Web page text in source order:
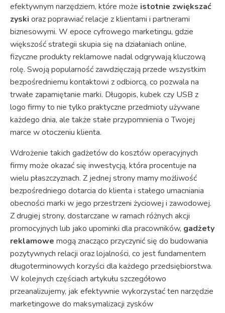
efektywnym narzędziem, które może istotnie zwiększać
zyski oraz poprawiać relacje z klientami i partnerami
biznesowymi. W epoce cyfrowego marketingu, gdzie
większość strategii skupia się na działaniach online,
fizyczne produkty reklamowe nadal odgrywają kluczową
rolę. Swoją popularność zawdzięczają przede wszystkim
bezpośredniemu kontaktowi z odbiorcą, co pozwala na
trwałe zapamiętanie marki. Długopis, kubek czy USB z
logo firmy to nie tylko praktyczne przedmioty używane
każdego dnia, ale także stałe przypomnienia o Twojej
marce w otoczeniu klienta.
Wdrożenie takich gadżetów do kosztów operacyjnych
firmy może okazać się inwestycją, która procentuje na
wielu płaszczyznach. Z jednej strony mamy możliwość
bezpośredniego dotarcia do klienta i stałego umacniania
obecności marki w jego przestrzeni życiowej i zawodowej.
Z drugiej strony, dostarczane w ramach różnych akcji
promocyjnych lub jako upominki dla pracowników, gadżety
reklamowe mogą znacząco przyczynić się do budowania
pozytywnych relacji oraz lojalności, co jest fundamentem
długoterminowych korzyści dla każdego przedsiębiorstwa.
W kolejnych częściach artykułu szczegółowo
przeanalizujemy, jak efektywnie wykorzystać ten narzędzie
marketingowe do maksymalizacji zysków